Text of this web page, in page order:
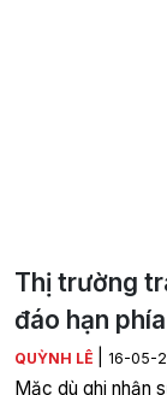
Thị trường
đáo hạn
QUỲNH LÊ 16-05-
Mặc dù ghi nhận